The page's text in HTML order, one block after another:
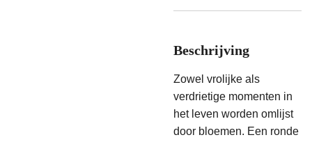
Beschrijving
Zowel vrolijke als
verdrietige momenten in
het leven worden omlijst
door bloemen. Een ronde